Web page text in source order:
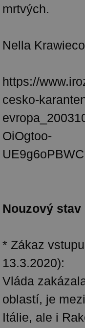
mrtvých.
Nella
https://
cesko-
OiOgtoo-
Nouzový stav
* Zákaz
13.3.2020):
Vláda
oblastí, je
Itálie, ale i